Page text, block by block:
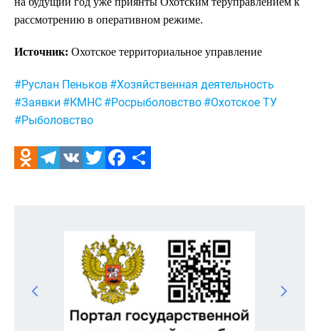
рассмотрению в оперативном режиме.
Источник: Охотское территориальное управление
Метки:
#Руслан Пеньков #Хозяйственная деятельность
#Заявки #КМНС #Росрыболовство #Охотское ТУ
#Рыболовство